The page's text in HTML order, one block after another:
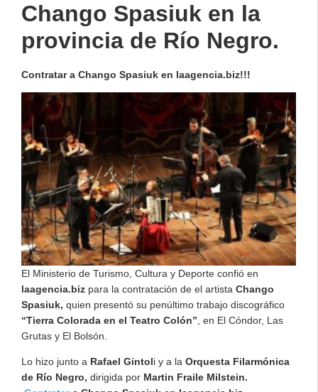
Chango Spasiuk en la
provincia de Río Negro.
Contratar a Chango Spasiuk en laagencia.biz!!!
El Ministerio de Turismo, Cultura y Deporte confió en
laagencia.biz para la contratación de el artista Chango
Spasiuk, quien presentó su penúltimo trabajo discográfico
“Tierra Colorada en el Teatro Colón” , en El Cóndor, Las
Grutas y El Bolsón.
Lo hizo junto a Rafael Gintoli y a la Orquesta Filarmónica
de Río Negro, dirigida por Martin Fraile Milstein.